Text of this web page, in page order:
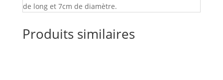
de long et 7cm de diamètre.
Produits similaires